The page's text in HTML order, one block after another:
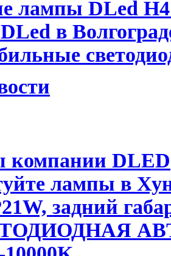
DLed H4
в
компании DLED
лампы в
задний